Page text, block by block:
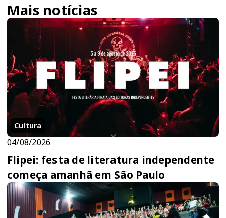
Mais notícias
Cultura
04/08/2026
Flipei: festa de literatura independente
começa amanhã em São Paulo